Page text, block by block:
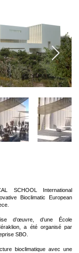
SCHOOL International
Bioclimatic European
d’œuvre, d’une École
a été organisé par
SBO.
bioclimatique avec une